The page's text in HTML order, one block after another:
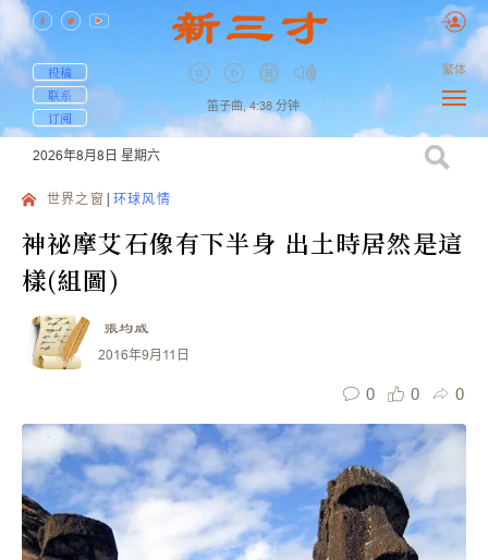
投稿
联系
订阅
笛子曲, 4:38 分钟
繁体
2026年8月8日 星期六
世界之窗 环球风情
神祕摩艾石像有下半身 出土時居然是這
樣(組圖)
張均威
2016年9月11日
0 0 0